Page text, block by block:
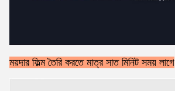
ময়দার ফিল্ম তৈরি করতে মাত্র সাত মিনিট সময় লাগে